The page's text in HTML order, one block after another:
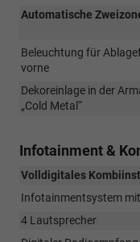
Automatische
Beleuchtung für
vorne
Dekoreinlage in der
„Cold Metal“
Infotainment &
Volldigitales
Infotainmentsystem
4 Lautsprecher